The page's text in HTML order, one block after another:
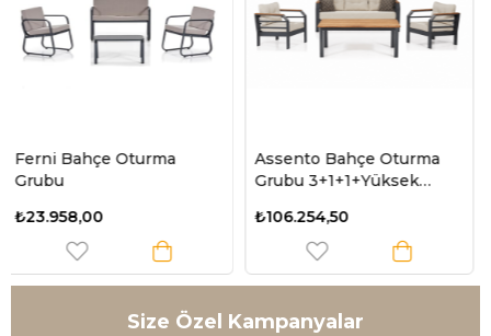
Assento Bahçe Oturma
₺106.254,50
Assento Bahçe
Grubu 3+1+1+Yüksek
₺106.254,50
Size Özel Kampanyalar